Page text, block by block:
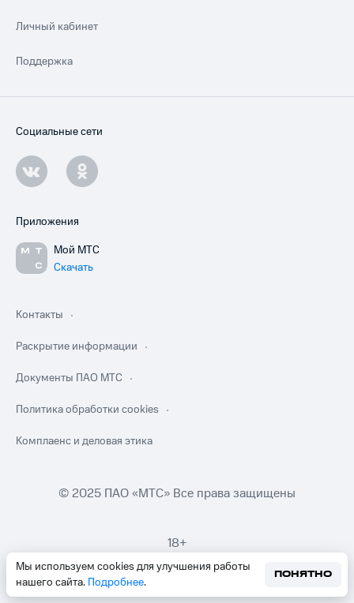
Мы используем cookies для улучшения работы
нашего сайта. Подробнее.
ПОНЯТНО
Личный кабинет
Поддержка
Социальные сети
Приложения
Мой МТС
Скачать
Контакты
Раскрытие информации
Документы ПАО МТС
Политика обработки cookies
Комплаенс и деловая этика
© 2025 ПАО «МТС» Все права защищены
18+